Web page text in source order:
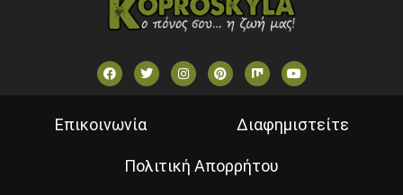
Επικοινωνία Διαφημιστείτε
Πολιτική Απορρήτου